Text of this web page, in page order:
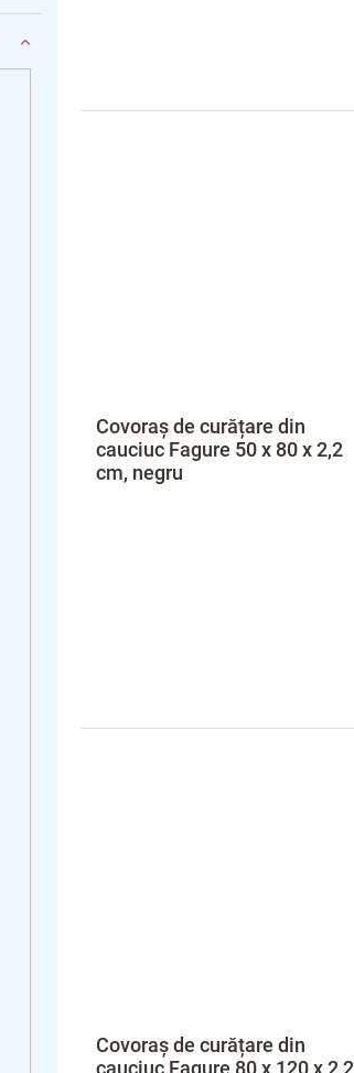
Covoraș de curățare din
cauciuc Fagure 50 x 80 x 2,2
cm, negru
Covoraș de curățare din
cauciuc Fagure 80 x 120 x 2,2